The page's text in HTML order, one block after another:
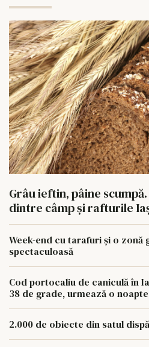
Grâu ieftin, pâine
dintre câmp și rafturile
Week-end cu tarafuri și o zonă
spectaculoasă
Cod portocaliu de caniculă în
38 de grade, urmează o
2.000 de obiecte din satul